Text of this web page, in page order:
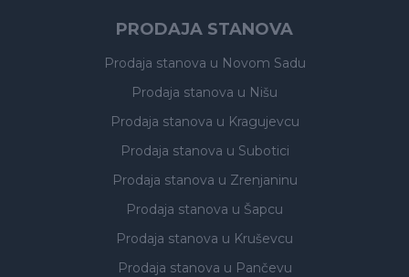
PRODAJA STANOVA
Prodaja stanova u Novom Sadu
Prodaja stanova u Nišu
Prodaja stanova u Kragujevcu
Prodaja stanova u Subotici
Prodaja stanova u Zrenjaninu
Prodaja stanova u Šapcu
Prodaja stanova u Kruševcu
Prodaja stanova u Pančevu